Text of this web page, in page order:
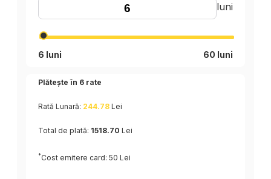
luni
6 luni 60 luni
Plătește în 6 rate
Rată Lunară: 244.78 Lei
Total de plată: 1518.70 Lei
* Cost emitere card: 50 Lei